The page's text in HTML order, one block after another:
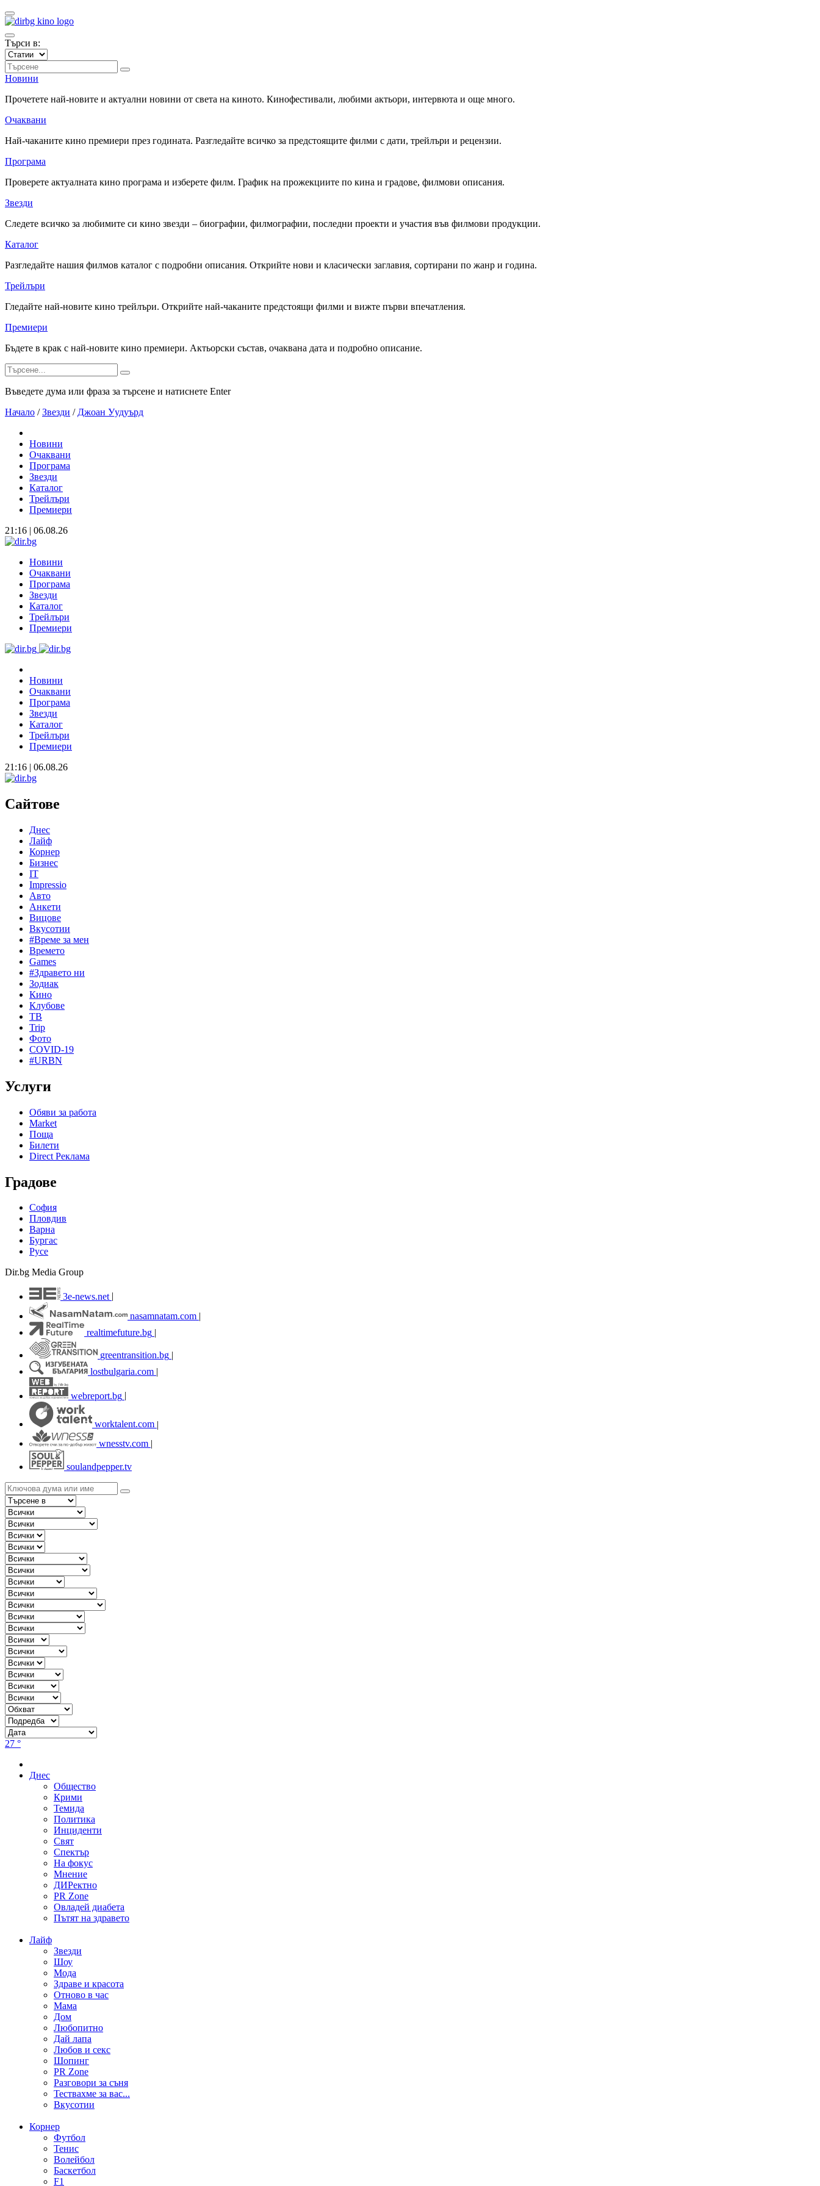
Търси в:
Новини
Прочетете най-новите и актуални новини от света на киното. Кинофестивали, любими актьори, интервюта и още много.
Очаквани
Най-чаканите кино премиери през годината. Разгледайте всичко за предстоящите филми с дати, трейлъри и рецензии.
Програма
Проверете актуалната кино програма и изберете филм. График на прожекциите по кина и градове, филмови описания.
Звезди
Следете всичко за любимите си кино звезди – биографии, филмографии, последни проекти и участия във филмови продукции.
Каталог
Разгледайте нашия филмов каталог с подробни описания. Открийте нови и класически заглавия, сортирани по жанр и година.
Трейлъри
Гледайте най-новите кино трейлъри. Открийте най-чаканите предстоящи филми и вижте първи впечатления.
Премиери
Бъдете в крак с най-новите кино премиери. Актьорски състав, очаквана дата и подробно описание.
Въведете дума или фраза за търсене и натиснете Enter
Начало / Звезди / Джоан Уудуърд
Новини
Очаквани
Програма
Звезди
Каталог
Трейлъри
Премиери
21:16 | 06.08.26
Новини
Очаквани
Програма
Звезди
Каталог
Трейлъри
Премиери
Новини
Очаквани
Програма
Звезди
Каталог
Трейлъри
Премиери
21:16 | 06.08.26
Сайтове
Днес
Лайф
Корнер
Бизнес
IT
Impressio
Авто
Анкети
Вицове
Вкусотии
#Време за мен
Времето
Games
#Здравето ни
Зодиак
Кино
Клубове
ТВ
Trip
Фото
COVID-19
#URBN
Услуги
Обяви за работа
Market
Поща
Билети
Direct Реклама
Градове
София
Пловдив
Варна
Бургас
Русе
Dir.bg Media Group
3e-news.net
nasamnatam.com |
realtimefuture.bg |
greentransition.bg |
lostbulgaria.com |
webreport.bg
worktalent.com |
wnesstv.com |
soulandpepper.tv
27 °
Днес
Общество
Крими
Темида
Политика
Инциденти
Свят
Спектър
На фокус
Мнение
ДИРектно
PR Zone
Овладей диабета
Пътят на здравето
Лайф
Звезди
Шоу
Мода
Здраве и красота
Отново в час
Мама
Дом
Любопитно
Дай лапа
Любов и секс
Шопинг
PR Zone
Разговори за съня
Тествахме за вас...
Вкусотии
Корнер
Футбол
Тенис
Волейбол
Баскетбол
F1